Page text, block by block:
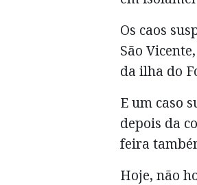
Os caos
São
da ilha do
E um caso
depois da
feira
Hoje, não